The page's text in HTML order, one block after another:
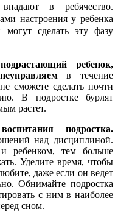
в ребячество.
настроения у ребенка
могут сделать эту фазу
ребенок,
в течение
сможете сделать почти
В подростке бурлят
растет.
подростка.
над дисциплиной.
ребенком, тем больше
Уделите время, чтобы
даже если он ведет
Обнимайте подростка
с ним в наиболее
сном.